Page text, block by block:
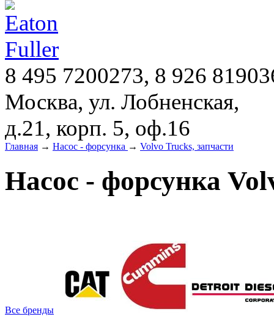
8 495 7200273, 8 926
Москва, ул. Лобненская,
д.21, корп. 5, оф.16
Главная → Насос - форсунка → Volvo Trucks, запчасти
Насос - форсунка
Все бренды